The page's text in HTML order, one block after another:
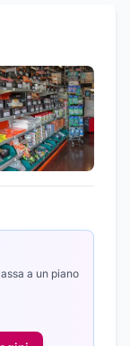
a un piano